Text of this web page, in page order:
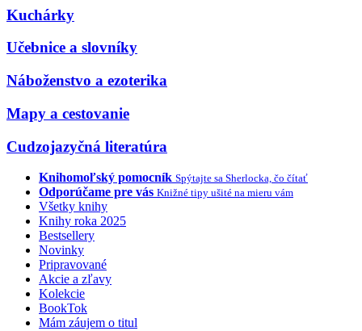
Kuchárky
Učebnice a slovníky
Náboženstvo a ezoterika
Mapy a cestovanie
Cudzojazyčná literatúra
Knihomoľský pomocník Spýtajte sa Sherlocka, čo čítať
Odporúčame pre vás Knižné tipy ušité na mieru vám
Všetky knihy
Knihy roka 2025
Bestsellery
Novinky
Pripravované
Akcie a zľavy
Kolekcie
BookTok
Mám záujem o titul